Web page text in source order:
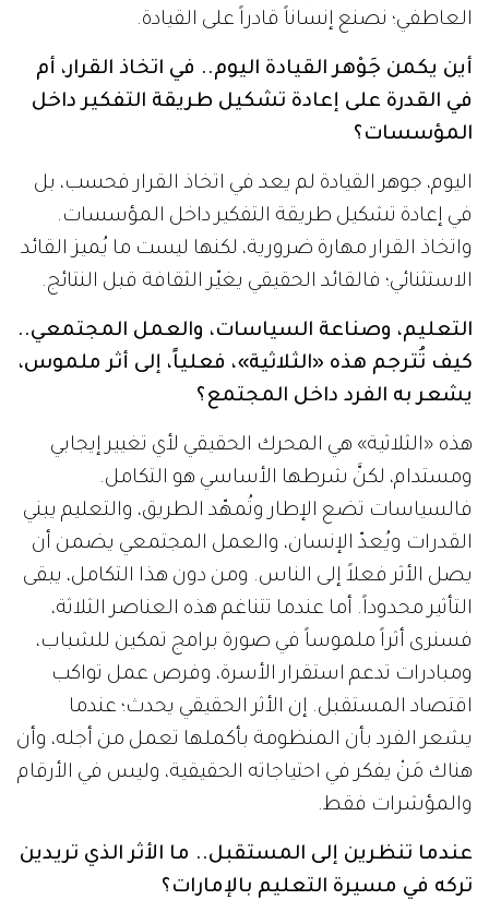
العاطفي؛ نصنع إنساناً قادراً على القيادة.
أين يكمن جَوْهر القيادة اليوم.. في اتخاذ القرار، أم
في القدرة على إعادة تشكيل طريقة التفكير داخل
المؤسسات؟
اليوم، جوهر القيادة لم يعد في اتخاذ القرار فحسب، بل
في إعادة تشكيل طريقة التفكير داخل المؤسسات.
واتخاذ القرار مهارة ضرورية، لكنها ليست ما يُميز القائد
الاستثنائي؛ فالقائد الحقيقي يغيّر الثقافة قبل النتائج.
التعليم، وصناعة السياسات، والعمل المجتمعي..
كيف تُترجم هذه «الثلاثية»، فعلياً، إلى أثر ملموس،
يشعر به الفرد داخل المجتمع؟
هذه «الثلاثية» هي المحرك الحقيقي لأي تغيير إيجابي
ومستدام، لكنَّ شرطها الأساسي هو التكامل.
فالسياسات تضع الإطار وتُمهّد الطريق، والتعليم يبني
القدرات ويُعدّ الإنسان، والعمل المجتمعي يضمن أن
يصل الأثر فعلاً إلى الناس. ومن دون هذا التكامل، يبقى
التأثير محدوداً. أما عندما تتناغم هذه العناصر الثلاثة،
فسنرى أثراً ملموساً في صورة برامج تمكين للشباب،
ومبادرات تدعم استقرار الأسرة، وفرص عمل تواكب
اقتصاد المستقبل. إن الأثر الحقيقي يحدث؛ عندما
يشعر الفرد بأن المنظومة بأكملها تعمل من أجله، وأن
هناك مَنْ يفكر في احتياجاته الحقيقية، وليس في الأرقام
والمؤشرات فقط.
عندما تنظرين إلى المستقبل.. ما الأثر الذي تريدين
تركه في مسيرة التعليم بالإمارات؟